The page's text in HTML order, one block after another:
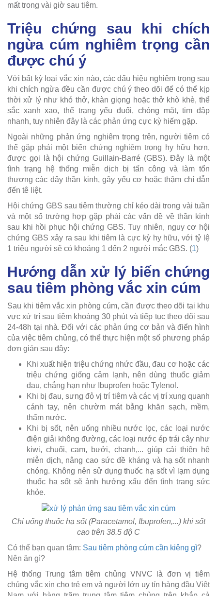
mất trong vài giờ sau tiêm.
Triệu chứng sau khi chích
ngừa cúm nghiêm trọng cần
được chú ý
Với bất kỳ loại vắc xin nào, các dấu hiệu nghiêm trọng sau
khi chích ngừa đều cần được chú ý theo dõi để có thể kịp
thời xử lý như khó thở, khàn giọng hoặc thở khò khè, thể
sắc xanh xao, thể trạng yếu đuối, chóng mặt, tim đập
nhanh, tuy nhiên đây là các phản ứng cực kỳ hiếm gặp.
Ngoài những phản ứng nghiêm trọng trên, người tiêm có
thể gặp phải một biến chứng nghiêm trọng hy hữu hơn,
được gọi là hội chứng Guillain-Barré (GBS). Đây là một
tình trạng hệ thống miễn dịch bị tấn công và làm tổn
thương các dây thần kinh, gây yếu cơ hoặc thậm chí dẫn
đến tê liệt.
Hội chứng GBS sau tiêm thường chỉ kéo dài trong vài tuần
và một số trường hợp gặp phải các vấn đề về thần kinh
sau khi hồi phục hội chứng GBS. Tuy nhiên, nguy cơ hội
chứng GBS xảy ra sau khi tiêm là cực kỳ hy hữu, với tỷ lệ
1 triệu người sẽ có khoảng 1 đến 2 người mắc GBS. (1)
Hướng dẫn xử lý biến chứng
sau tiêm phòng vắc xin cúm
Sau khi tiêm vắc xin phòng cúm, cần được theo dõi tại khu
vực xử trí sau tiêm khoảng 30 phút và tiếp tục theo dõi sau
24-48h tại nhà. Đối với các phản ứng cơ bản và điển hình
của việc tiêm chủng, có thể thực hiện một số phương pháp
đơn giản sau đây:
Khi xuất hiện triệu chứng nhức đầu, đau cơ hoặc các
triệu chứng giống cảm lạnh, nên dùng thuốc giảm
đau, chẳng hạn như Ibuprofen hoặc Tylenol.
Khi bị đau, sưng đỏ vị trí tiêm và các vị trí xung quanh
cánh tay, nên chườm mát bằng khăn sạch, mềm,
thấm nước.
Khi bị sốt, nên uống nhiều nước lọc, các loại nước
điện giải không đường, các loại nước ép trái cây như
kiwi, chuối, cam, bưởi, chanh,... giúp cải thiện hệ
miễn dịch, nâng cao sức đề kháng và hạ sốt nhanh
chóng. Không nên sử dụng thuốc hạ sốt vì lạm dụng
thuốc hạ sốt sẽ ảnh hưởng xấu đến tình trạng sức
khỏe.
Chỉ uống thuốc hạ sốt (Paracetamol, Ibuprofen,...) khi sốt
cao trên 38.5 độ C
Có thể bạn quan tâm: Sau tiêm phòng cúm cần kiêng gì?
Nên ăn gì?
Hệ thống Trung tâm tiêm chủng VNVC là đơn vị tiêm
chủng vắc xin cho trẻ em và người lớn uy tín hàng đầu Việt